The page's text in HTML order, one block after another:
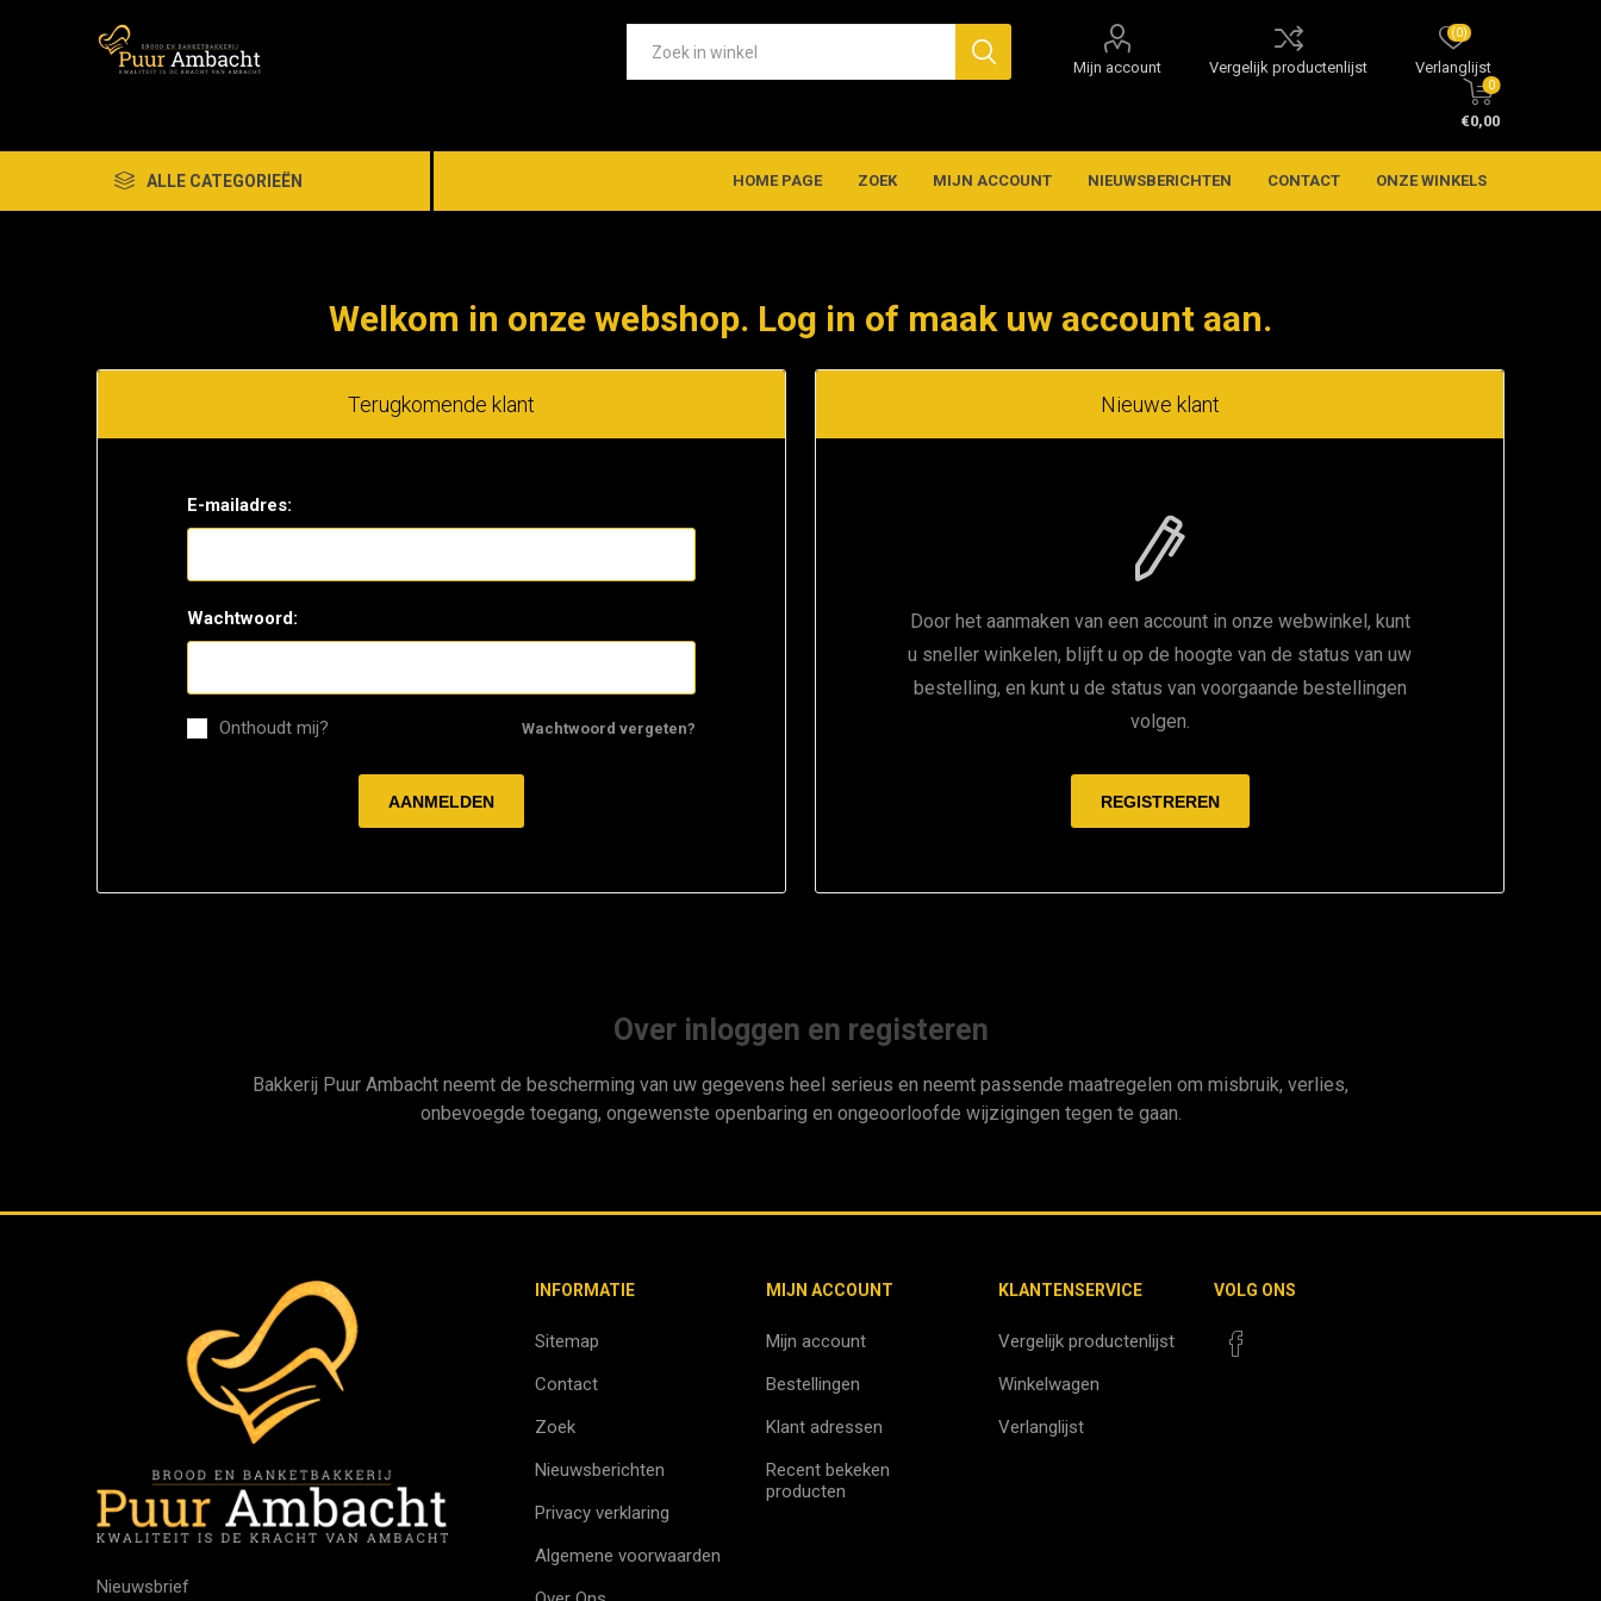
Mijn account Vergelijk productenlijst Verlanglijst
(0)
0
€0,00
ALLE CATEGORIEËN HOME PAGE ZOEK MIJN ACCOUNT NIEUWSBERICHTEN CONTACT ONZE WINKELS
Welkom in onze webshop. Log in of maak uw account aan.
Nieuwe klant
Door het aanmaken van een account in onze webwinkel, kunt
u sneller winkelen, blijft u op de hoogte van de status van uw
bestelling, en kunt u de status van voorgaande bestellingen
volgen.
Terugkomende klant
E-mailadres:
Wachtwoord:
Wachtwoord vergeten?
Onthoudt mij?
Over inloggen en registeren
Bakkerij Puur Ambacht neemt de bescherming van uw gegevens heel serieus en neemt passende maatregelen om misbruik, verlies,
onbevoegde toegang, ongewenste openbaring en ongeoorloofde wijzigingen tegen te gaan.
Nieuwsbrief
INFORMATIE
Sitemap
Contact
Zoek
Nieuwsberichten
Privacy verklaring
Algemene voorwaarden
MIJN ACCOUNT
Mijn account
Bestellingen
Klant adressen
Recent bekeken
producten
KLANTENSERVICE
Vergelijk productenlijst
Winkelwagen
Verlanglijst
VOLG ONS